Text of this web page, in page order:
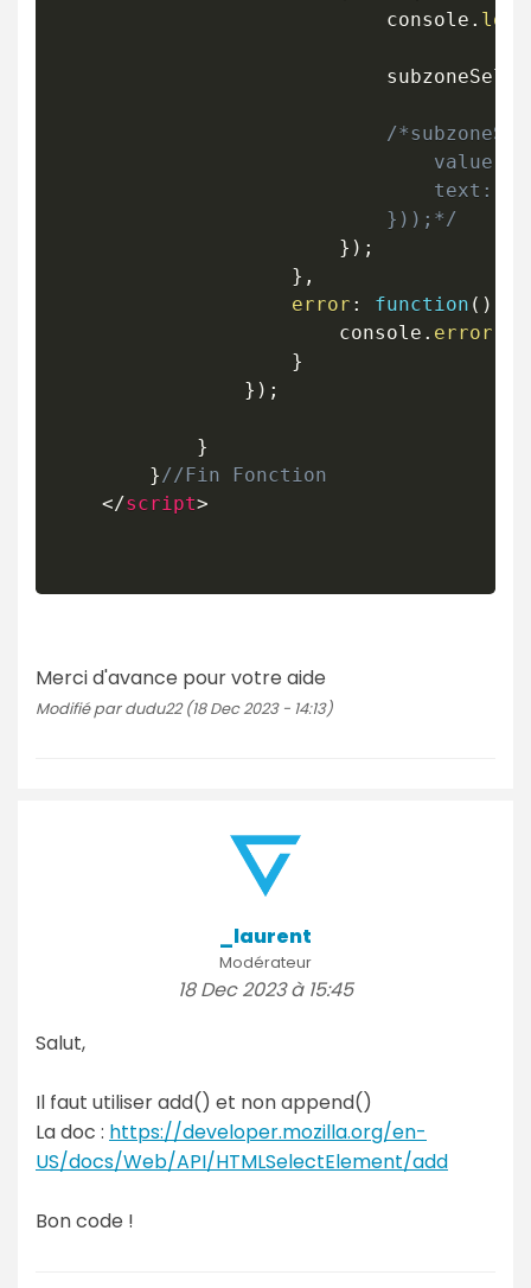
                            console
. log
/
value:
text:
                            }));*/
} ) ;
} ,
error : function ( )
                        console
. error
}
} ) ;
}
} //Fin Fonction
</script>
Merci d'avance pour votre aide
Modifié par dudu22 (18 Dec 2023 - 14:13)
_laurent
Modérateur
18 Dec 2023 à 15:45
Salut,
Il faut utiliser add() et non append()
La doc : https://developer.mozilla.org/en-
US/docs/Web/API/HTMLSelectElement/add
Bon code !